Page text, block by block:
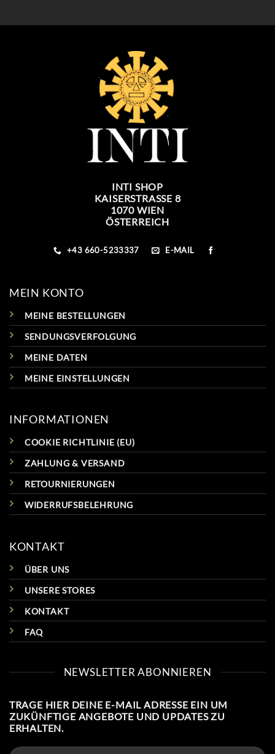
INTI SHOP
KAISERSTRASSE 8
1070 WIEN
ÖSTERREICH
+43 660-5233337 E-MAIL
MEIN KONTO
MEINE BESTELLUNGEN
SENDUNGSVERFOLGUNG
MEINE DATEN
MEINE EINSTELLUNGEN
INFORMATIONEN
COOKIE RICHTLINIE (EU)
ZAHLUNG & VERSAND
RETOURNIERUNGEN
WIDERRUFSBELEHRUNG
KONTAKT
ÜBER UNS
UNSERE STORES
KONTAKT
FAQ
NEWSLETTER ABONNIEREN
TRAGE HIER DEINE E-MAIL ADRESSE EIN UM
ZUKÜNFTIGE ANGEBOTE UND UPDATES ZU
ERHALTEN.